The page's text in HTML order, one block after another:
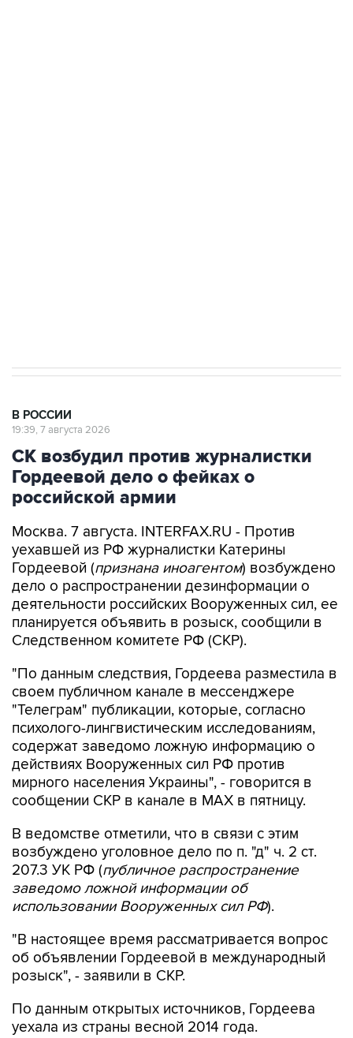
В РОССИИ
19:39, 7 августа 2026
СК возбудил против журналистки
Гордеевой дело о фейках о
российской армии
Москва. 7 августа. INTERFAX.RU - Против
уехавшей из РФ журналистки Катерины
Гордеевой (признана иноагентом) возбуждено
дело о распространении дезинформации о
деятельности российских Вооруженных сил, ее
планируется объявить в розыск, сообщили в
Следственном комитете РФ (СКР).
"По данным следствия, Гордеева разместила в
своем публичном канале в мессенджере
"Телеграм" публикации, которые, согласно
психолого-лингвистическим исследованиям,
содержат заведомо ложную информацию о
действиях Вооруженных сил РФ против
мирного населения Украины", - говорится в
сообщении СКР в канале в MAX в пятницу.
В ведомстве отметили, что в связи с этим
возбуждено уголовное дело по п. "д" ч. 2 ст.
207.3 УК РФ (публичное распространение
заведомо ложной информации об
использовании Вооруженных сил РФ).
"В настоящее время рассматривается вопрос
об объявлении Гордеевой в международный
розыск", - заявили в СКР.
По данным открытых источников, Гордеева
уехала из страны весной 2014 года.